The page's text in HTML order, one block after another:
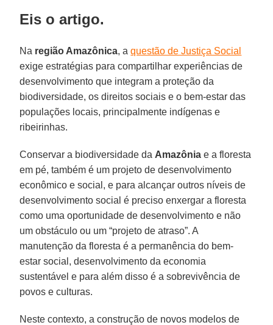
Eis o artigo.
Na região Amazônica, aquestão de Justiça Social
exige estratégias para compartilhar experiências de
desenvolvimento que integram a proteção da
biodiversidade, os direitos sociais e o bem-estar das
populações locais, principalmente indígenas e
ribeirinhas.
Conservar a biodiversidade da Amazônia e a floresta
em pé, também é um projeto de desenvolvimento
econômico e social, e para alcançar outros níveis de
desenvolvimento social é preciso enxergar a floresta
como uma oportunidade de desenvolvimento e não
um obstáculo ou um “projeto de atraso”. A
manutenção da floresta é a permanência do bem-
estar social, desenvolvimento da economia
sustentável e para além disso é a sobrevivência de
povos e culturas.
Neste contexto, a construção de novos modelos de